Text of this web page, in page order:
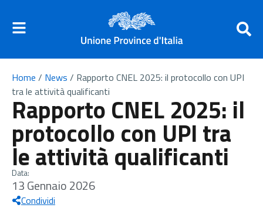
Home / News / Rapporto CNEL 2025: il protocollo con UPI
tra le attività qualificanti
Rapporto CNEL 2025: il
protocollo con UPI tra
le attività qualificanti
Data:
13 Gennaio 2026
Condividi